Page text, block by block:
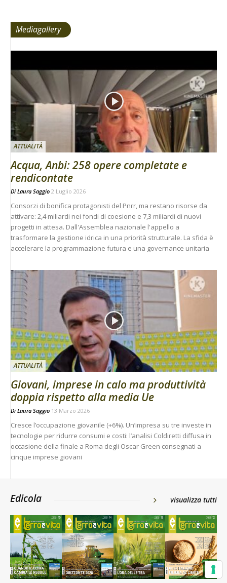
Mediagallery
ATTUALITÀ
Acqua, Anbi: 258 opere completate e
rendicontate
Di Laura Saggio 2 Luglio 2026
Consorzi di bonifica protagonisti del Pnrr, ma restano risorse da
attivare: 2,4 miliardi nei fondi di coesione e 7,3 miliardi di nuovi
progetti in attesa. Dall'Assemblea nazionale l'appello a
trasformare la gestione idrica in una priorità strutturale. La sfida è
accelerare la programmazione futura e una governance unitaria
ATTUALITÀ
Giovani, imprese in calo ma produttività
doppia rispetto alla media Ue
Di Laura Saggio 13 Marzo 2026
Cresce l’occupazione giovanile (+6%). Un’impresa su tre investe in
tecnologie per ridurre consumi e costi: l’analisi Coldiretti diffusa in
occasione della finale a Roma degli Oscar Green consegnati a
cinque imprese giovani
Edicola visualizza tutti